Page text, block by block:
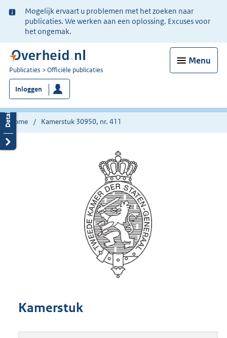
Ter
informatie:
Mogelijk ervaart u problemen met het zoeken naar
publicaties. We werken aan een oplossing. Excuses voor
het ongemak.
Menu
U
bent
nu
hier:
Publicaties Officiële publicaties
Inloggen
Home Kamerstuk 30950, nr. 411
Kamerstuk